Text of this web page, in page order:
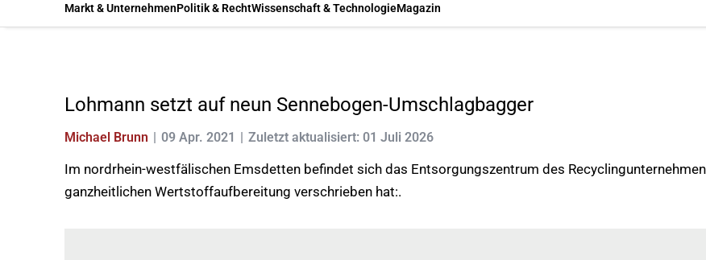
Markt & UnternehmenPolitik & RechtWissenschaft & TechnologieMagazin
Lohmann setzt auf neun Sennebogen-Umschlagbagger
Michael Brunn 09 Apr. 2021 Zuletzt aktualisiert: 01 Juli 2026
Im nordrhein-westfälischen Emsdetten befindet sich das Entsorgungszentrum des
ganzheitlichen Wertstoffaufbereitung verschrieben hat:.